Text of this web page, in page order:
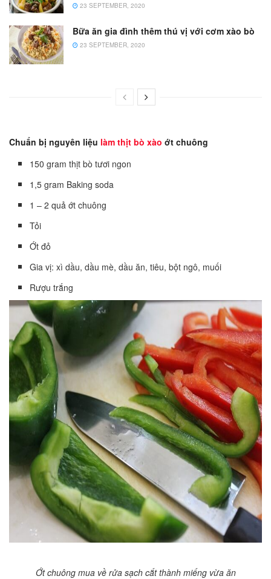
23 SEPTEMBER, 2020
Bữa ăn gia đình thêm thú vị với cơm xào bò
23 SEPTEMBER, 2020
Chuẩn bị nguyên liệu làm thịt bò xào ớt chuông
150 gram thịt bò tươi ngon
1,5 gram Baking soda
1 – 2 quả ớt chuông
Tỏi
Ớt đỏ
Gia vị: xì dầu, dầu mè, dầu ăn, tiêu, bột ngô, muối
Rượu trắng
Ớt chuông mua về rửa sạch cắt thành miếng vừa ăn